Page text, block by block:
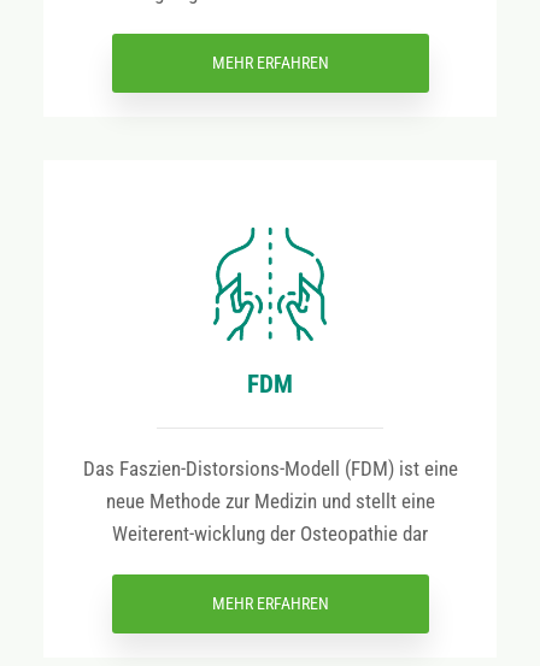
MEHR ERFAHREN
FDM
Das Faszien-Distorsions-Modell (FDM) ist eine
neue Methode zur Medizin und stellt eine
Weiterent-wicklung der Osteopathie dar
MEHR ERFAHREN